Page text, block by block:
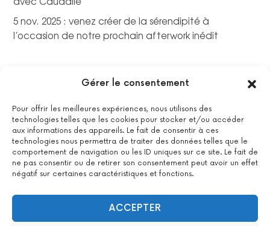
Gérer le consentement
Pour offrir les meilleures expériences, nous utilisons des
technologies telles que les cookies pour stocker et/ou accéder
aux informations des appareils. Le fait de consentir à ces
technologies nous permettra de traiter des données telles que le
comportement de navigation ou les ID uniques sur ce site. Le fait de
ne pas consentir ou de retirer son consentement peut avoir un effet
négatif sur certaines caractéristiques et fonctions.
ACCEPTER
5 nov. 2025 : venez créer de la sérendipité à
l’occasion de notre prochain afterwork inédit
La certification qualité a été délivrée au titre de la catégorie
suivante : actions de formations.Voir le certificat